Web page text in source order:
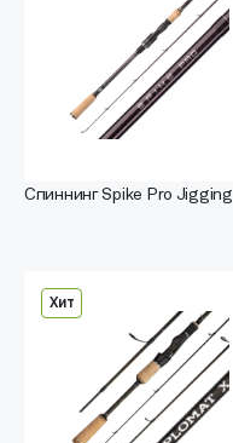
Спиннинг Spike Pro Jigging
Хит